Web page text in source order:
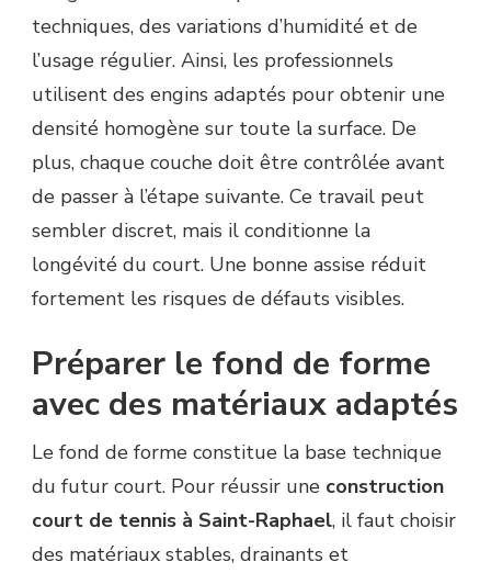
techniques, des variations d’humidité et de
l’usage régulier. Ainsi, les professionnels
utilisent des engins adaptés pour obtenir une
densité homogène sur toute la surface. De
plus, chaque couche doit être contrôlée avant
de passer à l’étape suivante. Ce travail peut
sembler discret, mais il conditionne la
longévité du court. Une bonne assise réduit
fortement les risques de défauts visibles.
Préparer le fond de forme
avec des matériaux adaptés
Le fond de forme constitue la base technique
du futur court. Pour réussir une construction
court de tennis à Saint-Raphael, il faut choisir
des matériaux stables, drainants et